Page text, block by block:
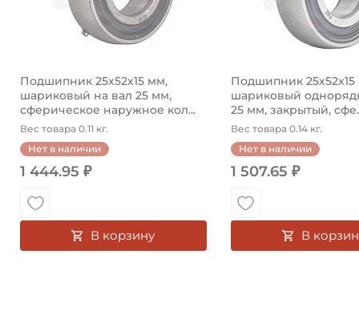
Подшипник 25х52х15 мм,
шариковый на вал 25 мм,
сферическое наружное кол...
Вес товара 0.11 кг.
Нет в наличии
1 444.95 ₽
В корзину
Подшипник
шариковый
25 мм, закрытый,
Вес товара 0.14 кг.
Нет в наличии
1 507.65 ₽
В